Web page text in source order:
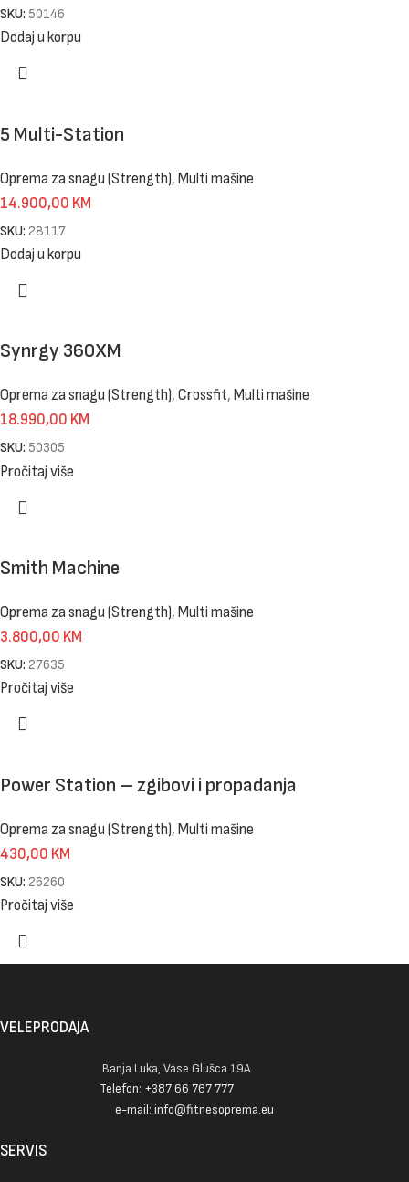
SKU: 50146
Dodaj u korpu
5 Multi-Station
Oprema za snagu (Strength), Multi mašine
14.900,00 KM
SKU: 28117
Dodaj u korpu
Synrgy 360XM
Oprema za snagu (Strength), Crossfit, Multi mašine
18.990,00 KM
SKU: 50305
Pročitaj više
Smith Machine
Oprema za snagu (Strength), Multi mašine
3.800,00 KM
SKU: 27635
Pročitaj više
Power Station – zgibovi i propadanja
Oprema za snagu (Strength), Multi mašine
430,00 KM
SKU: 26260
Pročitaj više
VELEPRODAJA
Banja Luka, Vase Glušca 19A
Telefon: +387 66 767 777
e-mail: info@fitnesoprema.eu
SERVIS